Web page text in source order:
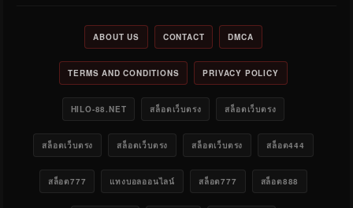
ABOUT US CONTACT DMCA
TERMS AND CONDITIONS PRIVACY POLICY
HILO-88.NET สล็อตเว็บตรง สล็อตเว็บตรง
สล็อตเว็บตรง สล็อตเว็บตรง สล็อตเว็บตรง สล็อต444
สล็อต777 แทงบอลออนไลน์ สล็อต777 สล็อต888